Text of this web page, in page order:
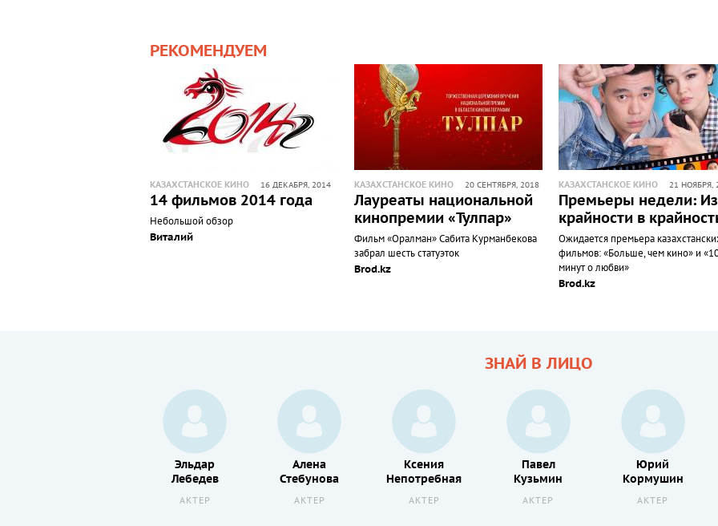
РЕКОМЕНДУЕМ
КАЗАХСТАНСКОЕ КИНО 16 ДЕКАБРЯ, 2014
14 фильмов 2014 года
Небольшой обзор
Виталий
КАЗАХСТАНСКОЕ КИНО 20 СЕНТЯБРЯ, 2018
Лауреаты национальной
кинопремии «Тулпар»
Фильм «Оралман» Сабита Курманбекова
забрал шесть статуэток
Brod.kz
КАЗАХСТАНСКОЕ КИНО 21 НОЯБРЯ,
Премьеры недели: Из
крайности в
Ожидается премьера
фильмов: «Больше, чем кино» и
минут о любви»
Brod.kz
ЗНАЙ В ЛИЦО
Эльдар
Лебедев
АКТЕР
Алена
Стебунова
АКТЕР
Ксения
Непотребная
АКТЕР
Павел
Кузьмин
АКТЕР
Юрий
Кормушин
АКТЕР